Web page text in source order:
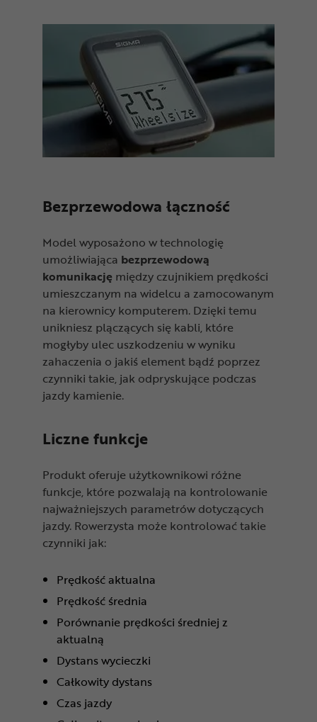
Bezprzewodowa łączność
Model wyposażono w technologię
umożliwiająca bezprzewodową
komunikację między czujnikiem prędkości
umieszczanym na widelcu a zamocowanym
na kierownicy komputerem. Dzięki temu
unikniesz plączących się kabli, które
mogłyby ulec uszkodzeniu w wyniku
zahaczenia o jakiś element bądź poprzez
czynniki takie, jak odpryskujące podczas
jazdy kamienie.
Liczne funkcje
Produkt oferuje użytkownikowi różne
funkcje, które pozwalają na kontrolowanie
najważniejszych parametrów dotyczących
jazdy. Rowerzysta może kontrolować takie
czynniki jak:
Prędkość aktualna
Prędkość średnia
Porównanie prędkości średniej z
aktualną
Dystans wycieczki
Całkowity dystans
Czas jazdy